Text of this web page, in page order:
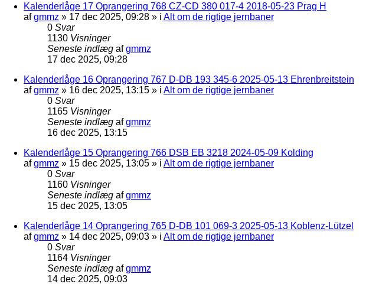
Kalenderlåge 17 Oprangering 768 CZ-CD 380 017-4 2018-05-23 Prag H
afgmmz » 17 dec 2025, 09:28 » i Alt om de rigtige jernbaner
0 Svar
1130 Visninger
Seneste indlæg afgmmz
17 dec 2025, 09:28
Kalenderlåge 16 Oprangering 767 D-DB 193 345-6 2025-05-13 Ehrenbreitstein
afgmmz » 16 dec 2025, 13:15 » i Alt om de rigtige jernbaner
0 Svar
1165 Visninger
Seneste indlæg afgmmz
16 dec 2025, 13:15
Kalenderlåge 15 Oprangering 766 DSB EB 3218 2024-05-09 Kolding
afgmmz » 15 dec 2025, 13:05 » i Alt om de rigtige jernbaner
0 Svar
1160 Visninger
Seneste indlæg afgmmz
15 dec 2025, 13:05
Kalenderlåge 14 Oprangering 765 D-DB 101 069-3 2025-05-13 Koblenz-Lützel
afgmmz » 14 dec 2025, 09:03 » i Alt om de rigtige jernbaner
0 Svar
1164 Visninger
Seneste indlæg afgmmz
14 dec 2025, 09:03